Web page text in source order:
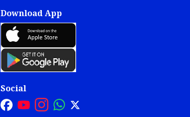
Download App
Social